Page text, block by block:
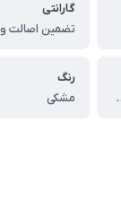
گارانتی
چک )
رنگ
مشکی